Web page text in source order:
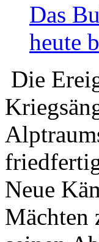
Das
heute
Die
Neue
Mächten